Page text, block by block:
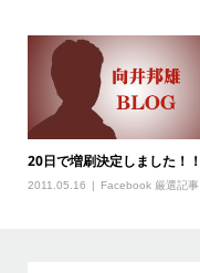
20日で増刷決定しました！！
2011.05.16 Facebook 厳選記事